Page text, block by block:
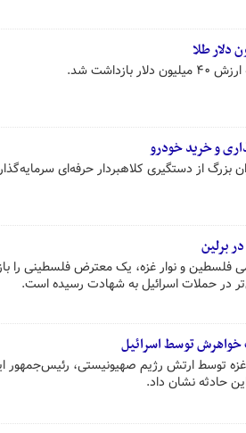
شد.
و خرید خودرو
بزرگ از دستگیری کلاهبردار حرفه‌ای
برلین
فلسطین و نوار غزه، یک معترض فلسطینی را
در حملات اسرائیل به شهادت رسیده است.
خواهرش توسط اسرائیل
غزه توسط ارتش رژیم صهیونیستی، رئیس‌جمهور
حادثه نشان داد.